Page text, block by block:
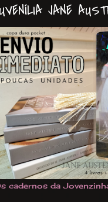
JANE
cadernos da